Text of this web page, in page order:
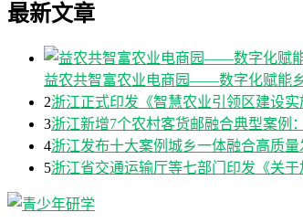
最新文章
益农共智富农业电商园——数字化赋能
2浙江正式印发《智慧农业引领区建设实
3浙江新增7个农村客货邮融合典型案例
4浙江发布十大案例城乡一体融合高质
5浙江省交通运输厅等七部门印发《关